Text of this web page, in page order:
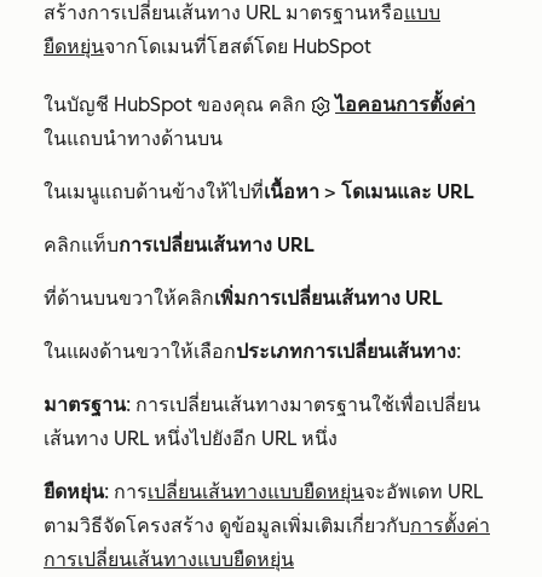
สร้างการเปลี่ยนเส้นทาง URL มาตรฐานหรือแบบ
ยืดหยุ่นจากโดเมนที่โฮสต์โดย HubSpot
ในบัญชี HubSpot ของคุณ คลิก
ไอคอนการตั้งค่า
ในแถบนำทางด้านบน
ในเมนูแถบด้านข้างให้ไปที่เนื้อหา > โดเมนและ URL
คลิกแท็บการเปลี่ยนเส้นทาง URL
ที่ด้านบนขวาให้คลิกเพิ่มการเปลี่ยนเส้นทาง URL
ในแผงด้านขวาให้เลือกประเภทการเปลี่ยนเส้นทาง:
มาตรฐาน: การเปลี่ยนเส้นทางมาตรฐานใช้เพื่อเปลี่ยน
เส้นทาง URL หนึ่งไปยังอีก URL หนึ่ง
ยืดหยุ่น: การเปลี่ยนเส้นทางแบบยืดหยุ่นจะอัพเดท URL
ตามวิธีจัดโครงสร้าง ดูข้อมูลเพิ่มเติมเกี่ยวกับการตั้งค่า
การเปลี่ยนเส้นทางแบบยืดหยุ่น